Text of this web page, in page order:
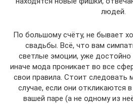
людей.
По большому счёту, не бывает
свадьбы. Всё, что вам
светлые эмоции, уже достойно
иначе мода проникает во все
свои правила. Стоит
случае, если они откликаются
вашей паре (а не одному из